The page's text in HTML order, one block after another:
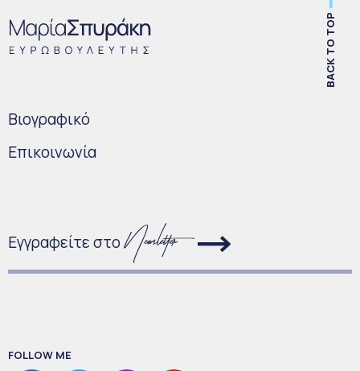
BACK TO TOP
Bιογραφικό
Επικοινωνία
Εγγραφείτε στο
FOLLOW ME